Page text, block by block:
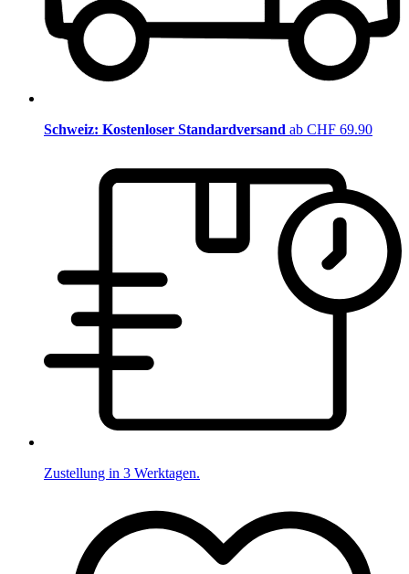
Schweiz: Kostenloser Standardversand ab CHF 69.90
Zustellung in 3 Werktagen.